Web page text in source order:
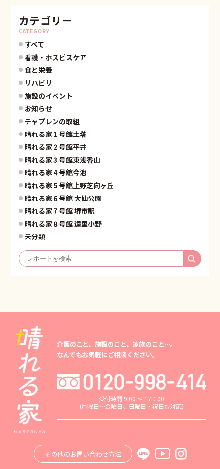
カテゴリー
CATEGORY
すべて
看護・ホスピスケア
食と栄養
リハビリ
施設のイベント
お知らせ
チャプレンの取組
晴れる家１号館土塔
晴れる家２号館平井
晴れる家３号館東浅香山
晴れる家４号館今池
晴れる家５号館上野芝向ヶ丘
晴れる家６号館 大仙公園
晴れる家７号館 堺市駅
晴れる家８号館 遠里小野
未分類
介護のこと、施設のこと、家族のこと…。
なんでもお気軽にご相談ください。
受付時間 9:00 ～ 17：00
(月曜日～金曜日、日曜日・祝日も対応)
その他のお問い合わせ方法